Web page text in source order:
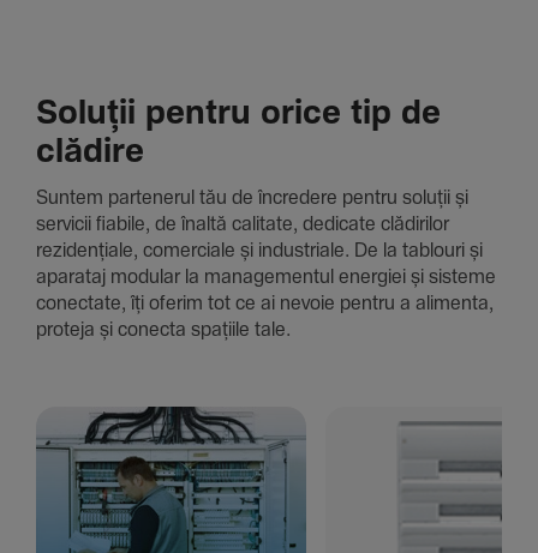
Soluții pentru orice tip de
clădire
Suntem parte­nerul tău de încre­dere pentru soluții și
servicii fiabile, de înaltă cali­tate, dedi­cate clădi­rilor
rezi­den­țiale, comer­ciale și indus­triale. De la tablouri și
aparataj modular la managementul energiei și sisteme
conec­tate, îți oferim tot ce ai nevoie pentru a alimenta,
proteja și conecta spațiile tale.